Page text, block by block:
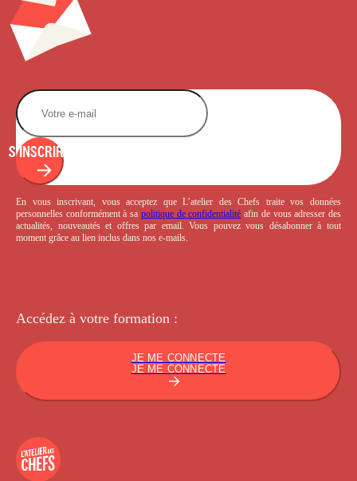
S'INSCRIRE
En vous inscrivant, vous acceptez que L’atelier des Chefs traite vos données
personnelles conformément à sa politique de confidentialité afin de vous adresser des
actualités, nouveautés et offres par email. Vous pouvez vous désabonner à tout
moment grâce au lien inclus dans nos e-mails.
Accédez à votre formation :
JE ME CONNECTE
JE ME CONNECTE